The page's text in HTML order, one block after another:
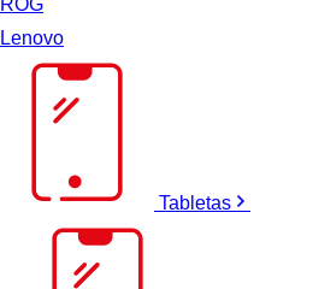
ROG
Lenovo
Tabletas